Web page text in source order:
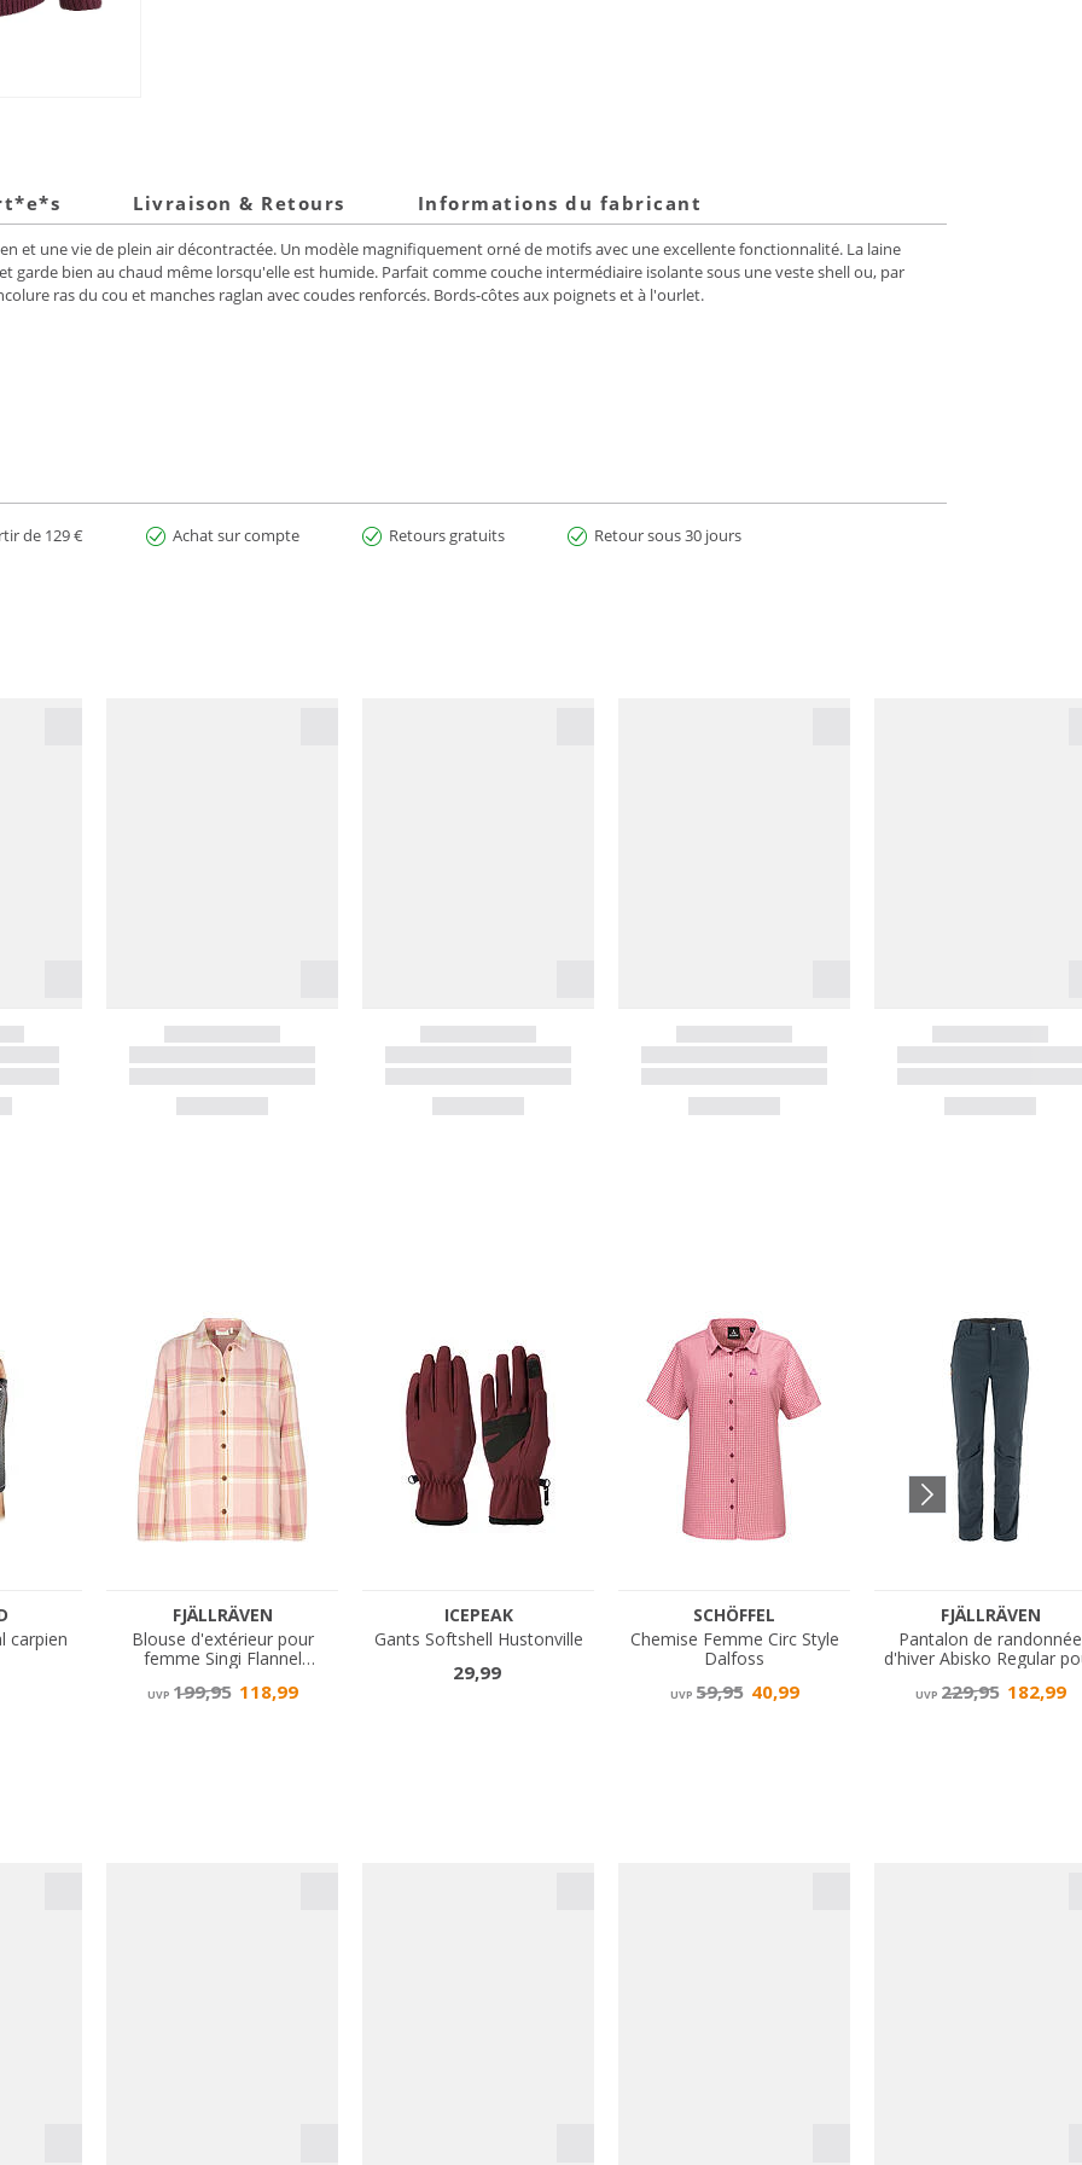
Livraison & Retours Informations du fabricant
et une vie de plein air décontractée. Un modèle magnifiquement orné de motifs avec une excellente fonctionnalité. La laine
garde bien au chaud même lorsqu'elle est humide. Parfait comme couche intermédiaire isolante sous une veste shell ou, par
ras du cou et manches raglan avec coudes renforcés. Bords-côtes aux poignets et à l'ourlet.
de 129 € Achat sur compte Retours gratuits Retour sous 30 jours